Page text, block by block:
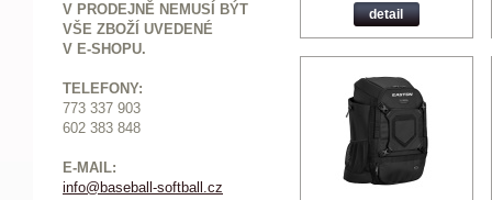
V PRODEJNĚ NEMUSÍ BÝT
VŠE ZBOŽÍ UVEDENÉ
V E-SHOPU.
TELEFONY:
773 337 903
602 383 848
E-MAIL:
info@baseball-softball.cz
detail